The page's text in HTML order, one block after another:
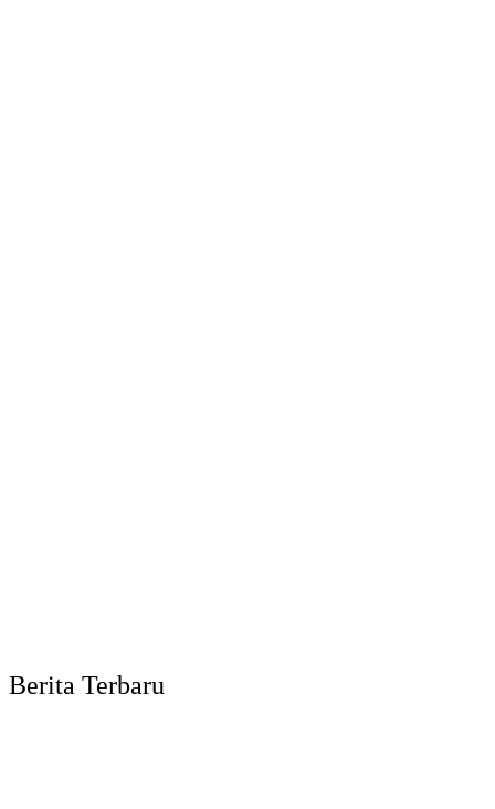
Berita Terbaru